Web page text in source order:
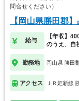
問合せください）
【岡山県勝田郡
給与
【年収】
のうえ、自
勤務地 岡山県 勝田
アクセス ＪＲ姫新線